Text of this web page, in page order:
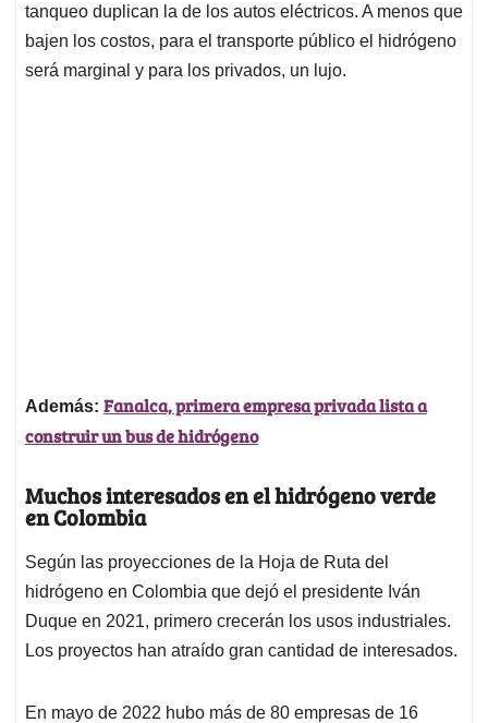
tanqueo duplican la de los autos eléctricos. A menos que
bajen los costos, para el transporte público el hidrógeno
será marginal y para los privados, un lujo.
Además: Fanalca, primera empresa privada lista a
construir un bus de hidrógeno
Muchos interesados en el hidrógeno verde
en Colombia
Según las proyecciones de la Hoja de Ruta del
hidrógeno en Colombia que dejó el presidente Iván
Duque en 2021, primero crecerán los usos industriales.
Los proyectos han atraído gran cantidad de interesados.
En mayo de 2022 hubo más de 80 empresas de 16